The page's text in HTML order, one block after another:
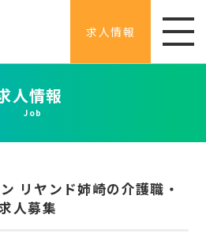
求人情報
人情報
Job
リヤンド姉崎の介護職・
人募集